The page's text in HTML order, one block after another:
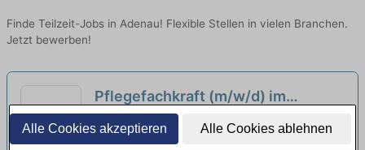
Alle Cookies akzeptieren Alle Cookies ablehnen
Finde Teilzeit-Jobs in Adenau! Flexible Stellen in vielen Branchen.
Jetzt bewerben!
Pflegefachkraft (m/w/d) im
Nachtdienst in Teilzeit - Hier zählt
Menschlichkeit!
Senioren-Park carpe diem Euskirchen |
Euskirchen